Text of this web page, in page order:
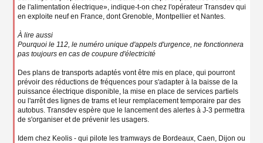
de l'alimentation électrique», indique-t-on chez l'opérateur Transdev qui
en exploite neuf en France, dont Grenoble, Montpellier et Nantes.
À lire aussi
Pourquoi le 112, le numéro unique d'appels d'urgence, ne fonctionnera
pas toujours en cas de coupure d'électricité
Des plans de transports adaptés vont être mis en place, qui pourront
prévoir des réductions de fréquences pour s'adapter à la baisse de la
puissance électrique disponible, la mise en place de services partiels
ou l'arrêt des lignes de trams et leur remplacement temporaire par des
autobus. Transdev espère que le lancement des alertes à J-3 permettra
de s'organiser et de prévenir les usagers.
Idem chez Keolis - qui pilote les tramways de Bordeaux, Caen, Dijon ou